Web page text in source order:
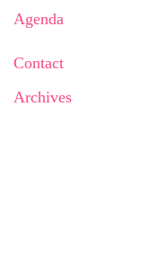
Agenda
Contact
Archives